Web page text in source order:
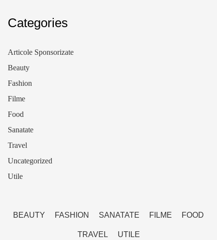
Categories
Articole Sponsorizate
Beauty
Fashion
Filme
Food
Sanatate
Travel
Uncategorized
Utile
BEAUTY FASHION SANATATE FILME FOOD
TRAVEL UTILE